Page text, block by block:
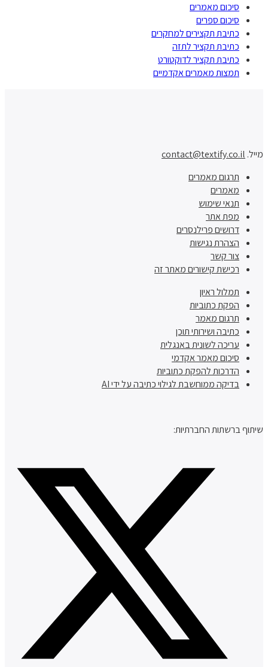
סיכום מאמרים
סיכום ספרים
כתיבת תקצירים למחקרים
כתיבת תקציר לתזה
כתיבת תקציר לדוקטורט
תמצות מאמרים אקדמיים
מייל. contact@textify.co.il
תרגום מאמרים
מאמרים
תנאי שימוש
מפת אתר
דרושים פרילנסרים
הצהרת נגישות
צור קשר
רכישת קישורים מאתר זה
תמלול ראיון
הפקת כתוביות
תרגום מאמר
כתיבה ושירותי תוכן
עריכה לשונית באנגלית
סיכום מאמר אקדמי
הדרכות להפקת כתוביות
בדיקה ממוחשבת לגילוי כתיבה על ידי AI
שיתוף ברשתות החברתיות: